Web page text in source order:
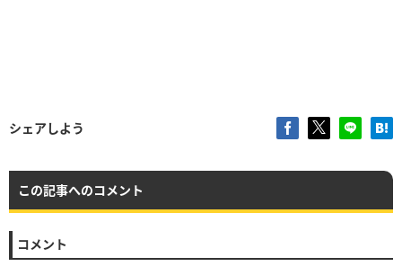
シェアしよう
この記事へのコメント
コメント